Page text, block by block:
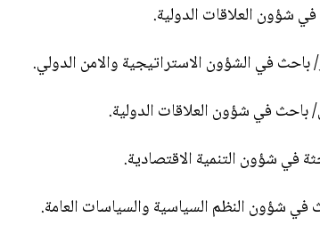
شؤون العلاقات الدولية.
في الشؤون الاستراتيجية والامن الدولي.
باحث في شؤون العلاقات الدولية.
في شؤون التنمية الاقتصادية.
في شؤون النظم السياسية والسياسات العامة.